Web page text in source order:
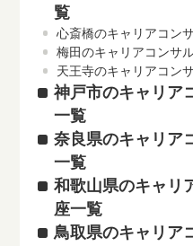
覧
心斎橋のキャリアコン
梅田のキャリアコンサ
天王寺のキャリアコン
神戸市のキャリア
一覧
奈良県のキャリア
一覧
和歌山県のキャリ
座一覧
鳥取県のキャリア